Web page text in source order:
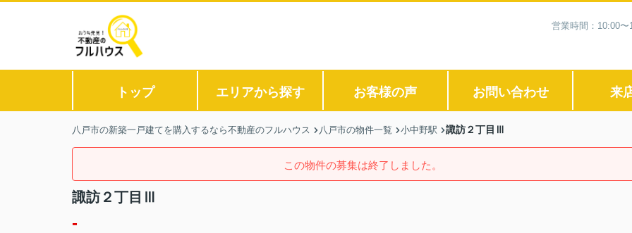
営業時間：10:00
トップ エリアから探す お客様の声 お問い合わせ 来
八戸市の新築一戸建てを購入するなら不動産のフルハウス 八戸市の物件一覧 小中野駅 諏訪２丁目Ⅲ
この物件の募集は終了しました。
諏訪２丁目Ⅲ
-